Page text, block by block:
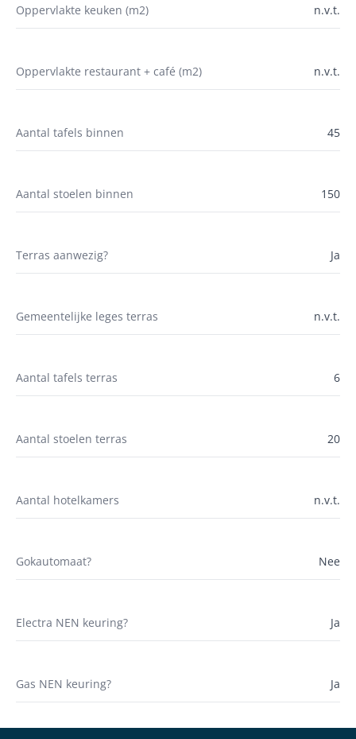
Oppervlakte keuken (m2) n.v.t.
Oppervlakte restaurant + café (m2) n.v.t.
Aantal tafels binnen 45
Aantal stoelen binnen 150
Terras aanwezig? Ja
Gemeentelijke leges terras n.v.t.
Aantal tafels terras 6
Aantal stoelen terras 20
Aantal hotelkamers n.v.t.
Gokautomaat? Nee
Electra NEN keuring? Ja
Gas NEN keuring? Ja